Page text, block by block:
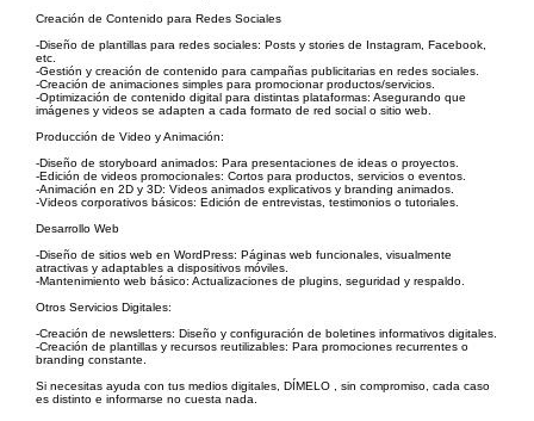
Creación de Contenido para Redes Sociales
-Diseño de plantillas para redes sociales: Posts y stories de Instagram, Facebook,
etc.
-Gestión y creación de contenido para campañas publicitarias en redes sociales.
-Creación de animaciones simples para promocionar productos/servicios.
-Optimización de contenido digital para distintas plataformas: Asegurando que
imágenes y videos se adapten a cada formato de red social o sitio web.
Producción de Video y Animación:
-Diseño de storyboard animados: Para presentaciones de ideas o proyectos.
-Edición de videos promocionales: Cortos para productos, servicios o eventos.
-Animación en 2D y 3D: Videos animados explicativos y branding animados.
-Videos corporativos básicos: Edición de entrevistas, testimonios o tutoriales.
Desarrollo Web
-Diseño de sitios web en WordPress: Páginas web funcionales, visualmente
atractivas y adaptables a dispositivos móviles.
-Mantenimiento web básico: Actualizaciones de plugins, seguridad y respaldo.
Otros Servicios Digitales:
-Creación de newsletters: Diseño y configuración de boletines informativos digitales.
-Creación de plantillas y recursos reutilizables: Para promociones recurrentes o
branding constante.
Si necesitas ayuda con tus medios digitales, DÍMELO , sin compromiso, cada caso
es distinto e informarse no cuesta nada.